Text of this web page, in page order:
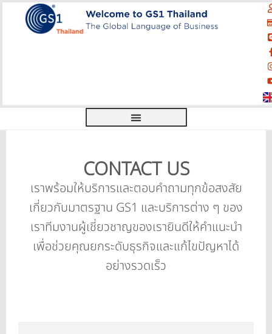
CONTACT US
เราพร้อมให้บริการและตอบคำถามทุกข้อสงสัย
เกี่ยวกับมาตรฐาน GS1 และบริการต่าง ๆ ของ
เราทีมงานผู้เชี่ยวชาญของเรายินดีให้คำแนะนำ
เพื่อช่วยคุณยกระดับธุรกิจและแก้ไขปัญหาได้
อย่างรวดเร็ว